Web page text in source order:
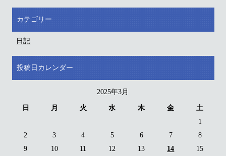
カテゴリー
日記
投稿日カレンダー
2025年3月
日 月 火 水 木 金
土
1
2
3 4 5 6 7
8
9
10 11 12 13 14 15